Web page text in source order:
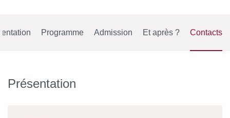
Programme Admission Et après ? Contacts
Présentation